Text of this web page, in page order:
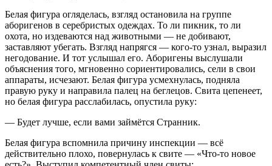
Белая фигура огляделась, взгляд остановила на группе
аборигенов в серебристых одеждах. То ли пикник, то ли
охота, но издеваются над животными — не добивают,
заставляют убегать. Взгляд напрягся — кого-то узнал, выразил
негодование. И тот услышал его. Аборигены выслушали
объяснения того, мгновенно сориентировались, сели в свои
аппараты, исчезают. Белая фигура усмехнулась, подняла
правую руку и направила палец на беглецов. Свита цепенеет,
но белая фигура расслабилась, опустила руку:
— Будет лучше, если вами займётся Странник.
Белая фигура вспомнила причину инспекции — всё
действительно плохо, повернулась к свите — «Что-то новое